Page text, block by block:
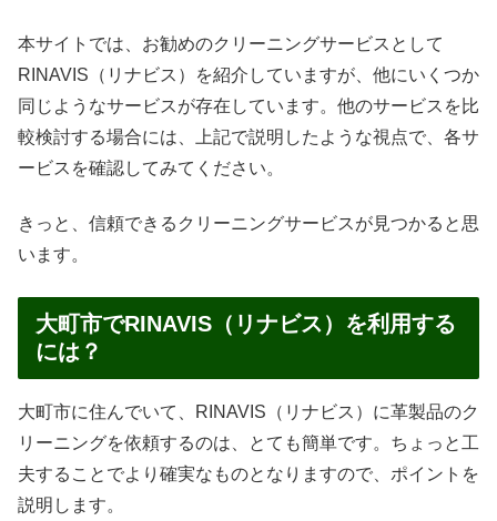
本サイトでは、お勧めのクリーニングサービスとして
RINAVIS（リナビス）を紹介していますが、他にいくつか
同じようなサービスが存在しています。他のサービスを比
較検討する場合には、上記で説明したような視点で、各サ
ービスを確認してみてください。
きっと、信頼できるクリーニングサービスが見つかると思
います。
大町市でRINAVIS（リナビス）を利用する
には？
大町市に住んでいて、RINAVIS（リナビス）に革製品のク
リーニングを依頼するのは、とても簡単です。ちょっと工
夫することでより確実なものとなりますので、ポイントを
説明します。